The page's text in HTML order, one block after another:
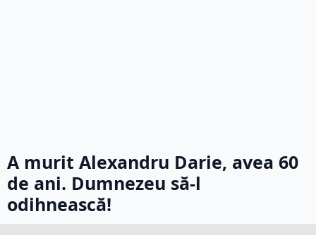
A murit Alexandru Darie, avea 60
de ani. Dumnezeu să-l
odihnească!